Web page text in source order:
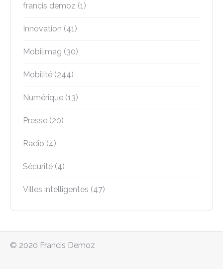
francis demoz (1)
Innovation (41)
Mobilimag (30)
Mobilité (244)
Numérique (13)
Presse (20)
Radio (4)
Sécurité (4)
Villes intelligentes (47)
© 2020 Francis Demoz